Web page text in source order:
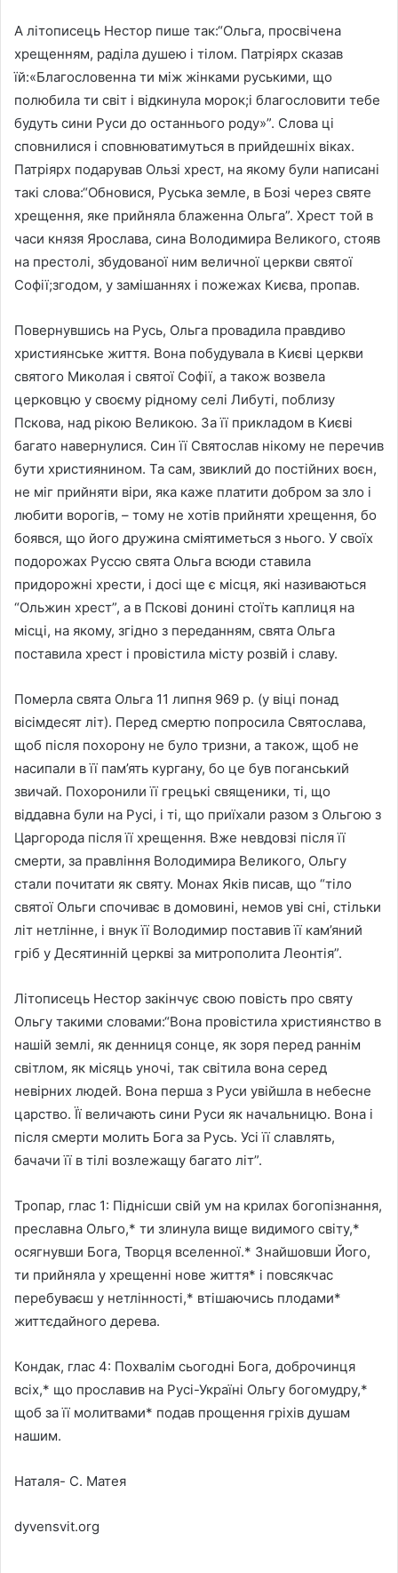
А літописець Нестор пише так:“Ольга, просвічена
хрещенням, раділа душею і тілом. Патріярх сказав
їй:«Благословенна ти між жінками руськими, що
полюбила ти світ і відкинула морок;і благословити тебе
будуть сини Руси до останнього роду»”. Слова ці
сповнилися і сповнюватимуться в прийдешніх віках.
Патріярх подарував Ользі хрест, на якому були написані
такі слова:“Обновися, Руська земле, в Бозі через святе
хрещення, яке прийняла блаженна Ольга”. Хрест той в
часи князя Ярослава, сина Володимира Великого, стояв
на престолі, збудованої ним величної церкви святої
Софії;згодом, у замішаннях і пожежах Києва, пропав.
Повернувшись на Русь, Ольга провадила правдиво
християнське життя. Вона побудувала в Києві церкви
святого Миколая і святої Софії, а також возвела
церковцю у своєму рідному селі Либуті, поблизу
Пскова, над рікою Великою. За її прикладом в Києві
багато навернулися. Син її Святослав нікому не перечив
бути християнином. Та сам, звиклий до постійних воєн,
не міг прийняти віри, яка каже платити добром за зло і
любити ворогів, – тому не хотів прийняти хрещення, бо
боявся, що його дружина сміятиметься з нього. У своїх
подорожах Руссю свята Ольга всюди ставила
придорожні хрести, і досі ще є місця, які називаються
“Ольжин хрест”, а в Пскові донині стоїть каплиця на
місці, на якому, згідно з переданням, свята Ольга
поставила хрест і провістила місту розвій і славу.
Померла свята Ольга 11 липня 969 р. (у віці понад
вісімдесят літ). Перед смертю попросила Святослава,
щоб після похорону не було тризни, а також, щоб не
насипали в її пам’ять кургану, бо це був поганський
звичай. Похоронили її грецькі священики, ті, що
віддавна були на Русі, і ті, що приїхали разом з Ольгою з
Царгорода після її хрещення. Вже невдовзі після її
смерти, за правління Володимира Великого, Ольгу
стали почитати як святу. Монах Яків писав, що “тіло
святої Ольги спочиває в домовині, немов уві сні, стільки
літ нетлінне, і внук її Володимир поставив її кам’яний
гріб у Десятинній церкві за митрополита Леонтія”.
Літописець Нестор закінчує свою повість про святу
Ольгу такими словами:“Вона провістила християнство в
нашій землі, як денниця сонце, як зоря перед раннім
світлом, як місяць уночі, так світила вона серед
невірних людей. Вона перша з Руси увійшла в небесне
царство. Її величають сини Руси як начальницю. Вона і
після смерти молить Бога за Русь. Усі її славлять,
бачачи її в тілі возлежащу багато літ”.
Тропар, глас 1: Піднісши свій ум на крилах богопізнання,
преславна Ольго,* ти злинула вище видимого світу,*
осягнувши Бога, Творця вселенної.* Знайшовши Його,
ти прийняла у хрещенні нове життя* і повсякчас
перебуваєш у нетлінності,* втішаючись плодами*
життєдайного дерева.
Кондак, глас 4: Похвалім сьогодні Бога, доброчинця
всіх,* що прославив на Русі-Україні Ольгу богомудру,*
щоб за її молитвами* подав прощення гріхів душам
нашим.
Наталя- С. Матея
dyvensvit.org